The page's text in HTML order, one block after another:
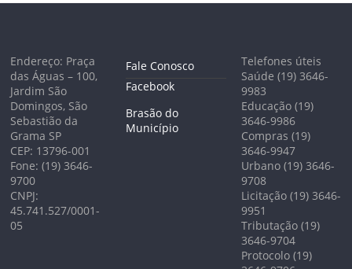
Endereço: Praça
das Águas – 100,
Jardim São
Domingos, São
Sebastião da
Grama SP
CEP: 13796-001
Fone: (19) 3646-
9700
CNPJ:
45.741.527/0001-
05
Fale Conosco
Facebook
Brasão do
Município
Telefones úteis
Saúde (19) 3646-
9983
Educação (19)
3646-9986
Compras (19)
3646-9947
Urbano (19) 3646-
9708
Licitação (19) 3646-
9951
Tributação (19)
3646-9704
Protocolo (19)